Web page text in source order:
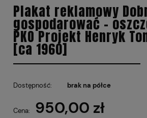
Plakat reklamowy
gospodarować -
PKO Projekt Henryk
[ca 1960]
Dostępność: brak na półce
Cena: 950,00 zł